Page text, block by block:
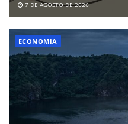
7 DE AGOSTO DE 2026
ECONOMIA